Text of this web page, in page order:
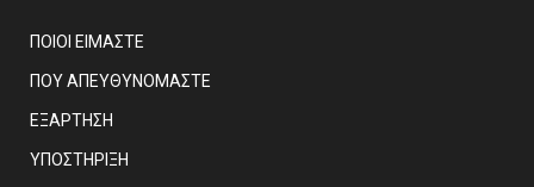
ΠΟΙΟΙ ΕΙΜΑΣΤE
ΠΟΥ ΑΠΕΥΘΥΝΟΜΑΣΤΕ
ΕΞΑΡΤΗΣΗ
ΥΠΟΣΤΗΡΙΞΗ